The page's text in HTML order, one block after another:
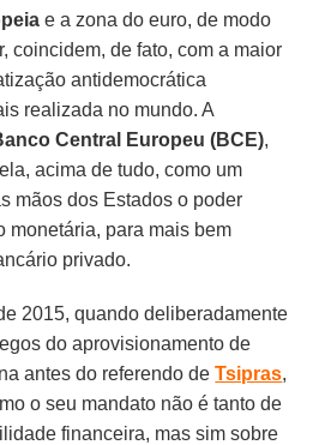
e a zona do euro, de modo
coincidem, de fato, com a maior
antidemocrática
realizada no mundo. A
Central Europeu (BCE),
acima de tudo, como um
mãos dos Estados o poder
monetária, para mais bem
privado.
2015, quando deliberadamente
do aprovisionamento de
antes do referendo deTsipras,
o seu mandato não é tanto de
financeira, mas sim sobre